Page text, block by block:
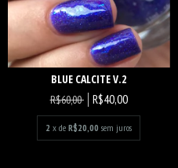
BLUE CALCITE V.2
R$60,00 R$40,00
2 x deR$20,00 sem juros